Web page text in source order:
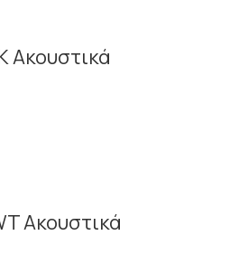
Ακουστικά
Ακουστικά